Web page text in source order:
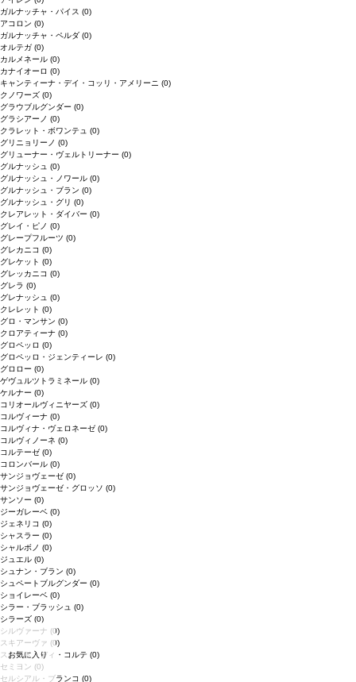
お気に入り
ガルナッチャ・パイス (0)
アコロン (0)
ガルナッチャ・ペルダ (0)
オルテガ (0)
カルメネール (0)
カナイオーロ (0)
キャンティーナ・デイ・コッリ・アメリーニ (0)
クノワーズ (0)
グラウブルグンダー (0)
グラシアーノ (0)
クラレット・ボワンテュ (0)
グリニョリーノ (0)
グリューナー・ヴェルトリーナー (0)
グルナッシュ (0)
グルナッシュ・ノワール (0)
グルナッシュ・ブラン (0)
グルナッシュ・グリ (0)
クレアレット・ダイバー (0)
グレイ・ピノ (0)
グレープフルーツ (0)
グレカニコ (0)
グレケット (0)
グレッカニコ (0)
グレラ (0)
グレナッシュ (0)
クレレット (0)
グロ・マンサン (0)
クロアティーナ (0)
グロペッロ (0)
グロペッロ・ジェンティーレ (0)
グロロー (0)
ゲヴュルツトラミネール (0)
ケルナー (0)
コリオールヴィニヤーズ (0)
コルヴィーナ (0)
コルヴィナ・ヴェロネーゼ (0)
コルヴィノーネ (0)
コルテーゼ (0)
コロンバール (0)
サンジョヴェーゼ (0)
サンジョヴェーゼ・グロッソ (0)
サンソー (0)
ジーガレーベ (0)
ジェネリコ (0)
シャスラー (0)
シャルボノ (0)
ジュエル (0)
シュナン・ブラン (0)
シュペートブルグンダー (0)
ショイレーベ (0)
シラー・ブラッシュ (0)
シラーズ (0)
シルヴァーナ (0)
スキアーヴァ (0)
スクード・ディ・コルテ (0)
セミヨン (0)
セルシアル・ブランコ (0)